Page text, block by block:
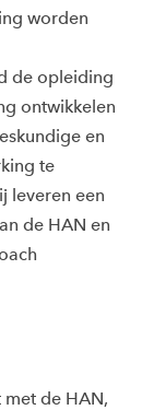
worden
de opleiding
ontwikkelen
en
te
leveren een
de HAN en
met de HAN,